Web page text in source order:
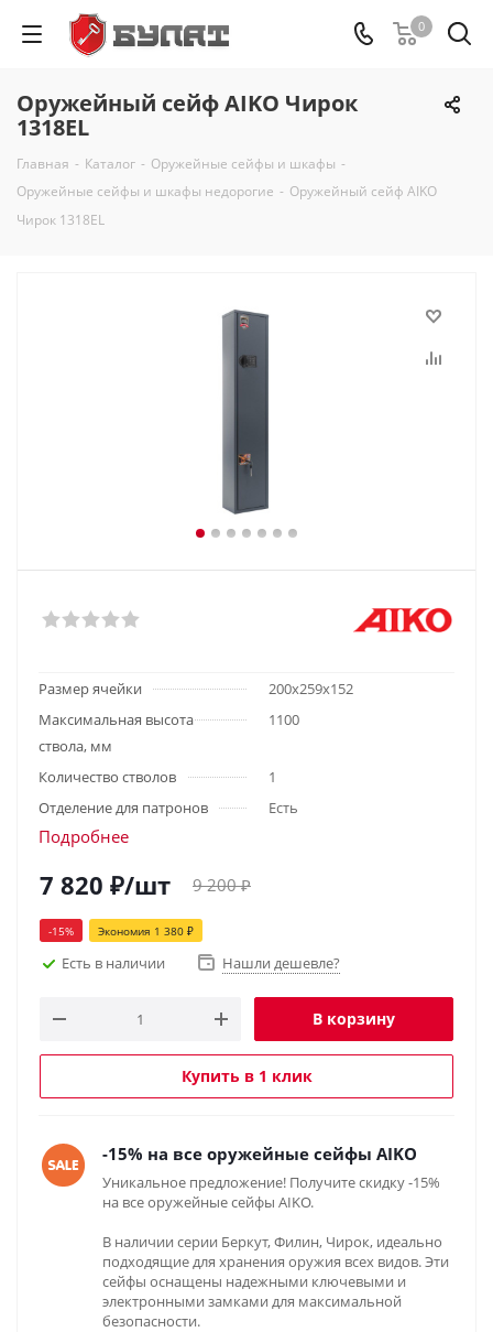
0
Оружейный сейф AIKO Чирок
1318EL
Главная - Каталог - Оружейные сейфы и шкафы -
Оружейные сейфы и шкафы недорогие - Оружейный сейф AIKO
Чирок 1318EL
Размер ячейки
200x259x152
Максимальная высота
ствола, мм
1100
Количество стволов
1
Отделение для патронов
Есть
Подробнее
7 820 ₽/шт 9 200₽
-15% Экономия 1 380 ₽
Есть в наличии Нашли дешевле?
В корзину
Купить в 1 клик
-15% на все оружейные сейфы AIKO
Уникальное предложение! Получите скидку -15%
на все оружейные сейфы AIKO.
В наличии серии Беркут, Филин, Чирок, идеально
подходящие для хранения оружия всех видов. Эти
сейфы оснащены надежными ключевыми и
электронными замками для максимальной
безопасности.